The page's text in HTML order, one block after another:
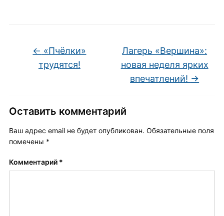
← «Пчёлки»
трудятся!
Лагерь «Вершина»:
новая неделя ярких
впечатлений! →
Оставить комментарий
Ваш адрес email не будет опубликован. Обязательные поля
помечены *
Комментарий *